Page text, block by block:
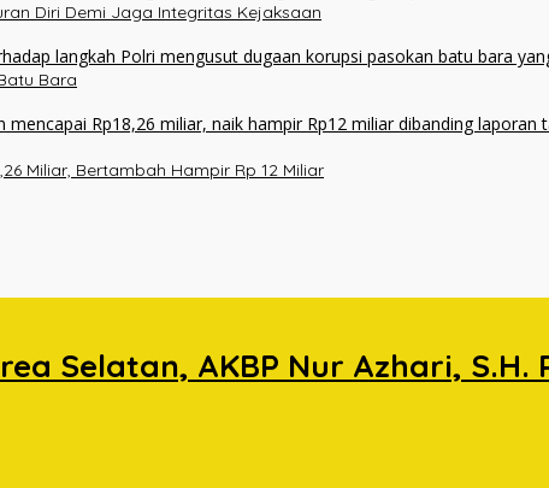
Diri Demi Jaga Integritas Kejaksaan
Bara
Miliar, Bertambah Hampir Rp 12 Miliar
Selatan, AKBP Nur Azhari,